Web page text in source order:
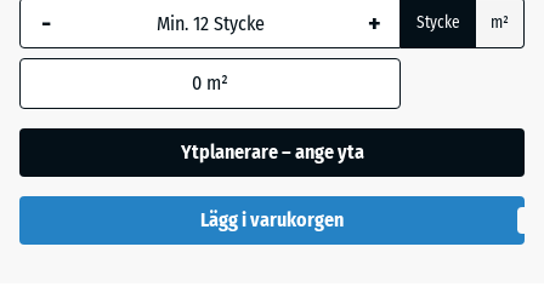
x
x 3
|
0,25
- + Stycke m²
0 m²
Ytplanerare – ange yta
Lägg i varukorgen